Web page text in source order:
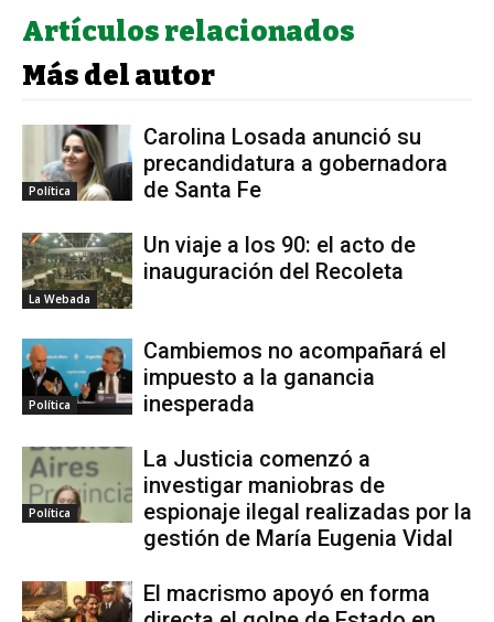
Artículos relacionados
Más del autor
Política
Carolina Losada anunció su
precandidatura a gobernadora
de Santa Fe
La Webada
Un viaje a los 90: el acto de
inauguración del Recoleta
Política
Cambiemos no acompañará el
impuesto a la ganancia
inesperada
Política
La Justicia comenzó a
investigar maniobras de
espionaje ilegal realizadas por la
gestión de María Eugenia Vidal
El macrismo apoyó en forma